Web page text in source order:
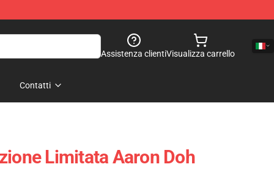
Assistenza clientiVisualizza carrello
Contatti
Limitata Aaron Doh